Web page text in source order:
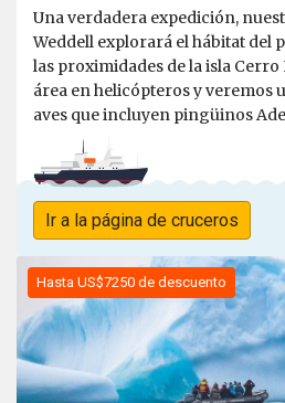
Una verdadera expedición,
Weddell explorará el hábitat del
las proximidades de la isla Cerro
área en helicópteros y veremos
aves que incluyen pingüinos
Ir a la página de cruceros
Hasta US$7250 de descuento